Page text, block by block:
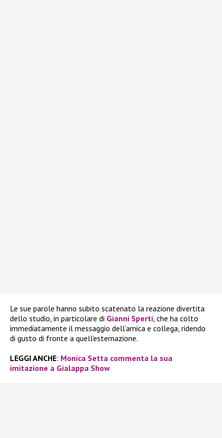
Le sue parole hanno subito scatenato la reazione divertita
dello studio, in particolare di Gianni Sperti, che ha colto
immediatamente il messaggio dell’amica e collega, ridendo
di gusto di fronte a quell’esternazione.
LEGGI ANCHE: Monica Setta commenta la sua
imitazione a Gialappa Show